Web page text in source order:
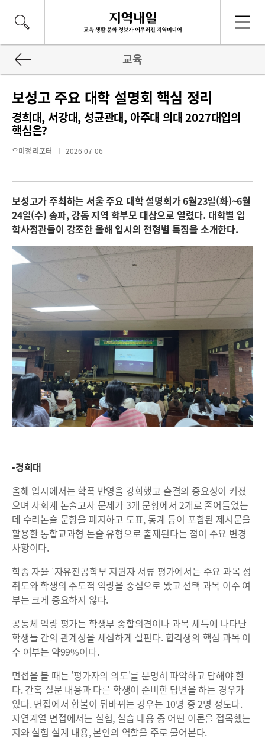
교육
보성고 주요 대학 설명회 핵심 정리
경희대, 서강대, 성균관대, 아주대 의대 2027대입의
핵심은?
오미정 리포터 2026-07-06
보성고가 주최하는 서울 주요 대학 설명회가 6월23일(화)~6월
24일(수) 송파, 강동 지역 학부모 대상으로 열렸다. 대학별 입
학사정관들이 강조한 올해 입시의 전형별 특징을 소개한다.
▪경희대
올해 입시에서는 학폭 반영을 강화했고 출결의 중요성이 커졌
으며 사회계 논술고사 문제가 3개 문항에서 2개로 줄어들었는
데 수리논술 문항을 폐지하고 도표, 통계 등이 포함된 제시문을
활용한 통합교과형 논술 유형으로 출제된다는 점이 주요 변경
사항이다.
학종 자율 ˙자유전공학부 지원자 서류 평가에서는 주요 과목 성
취도와 학생의 주도적 역량을 중심으로 봤고 선택 과목 이수 여
부는 크게 중요하지 않다.
공동체 역량 평가는 학생부 종합의견이나 과목 세특에 나타난
학생들 간의 관계성을 세심하게 살핀다. 합격생의 핵심 과목 이
수 여부는 약99%이다.
면접을 볼 때는 '평가자의 의도'를 분명히 파악하고 답해야 한
다. 간혹 질문 내용과 다른 학생이 준비한 답변을 하는 경우가
있다. 면접에서 합불이 뒤바뀌는 경우는 10명 중 2명 정도다.
자연계열 면접에서는 실험, 실습 내용 중 어떤 이론을 접목했는
지와 실험 설계 내용, 본인의 역할을 주로 물어본다.